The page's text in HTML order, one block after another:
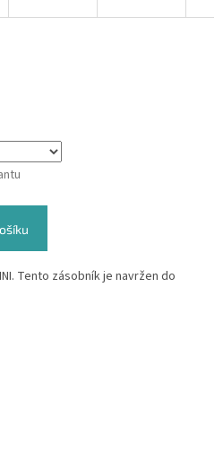
Tento zásobník je navržen do